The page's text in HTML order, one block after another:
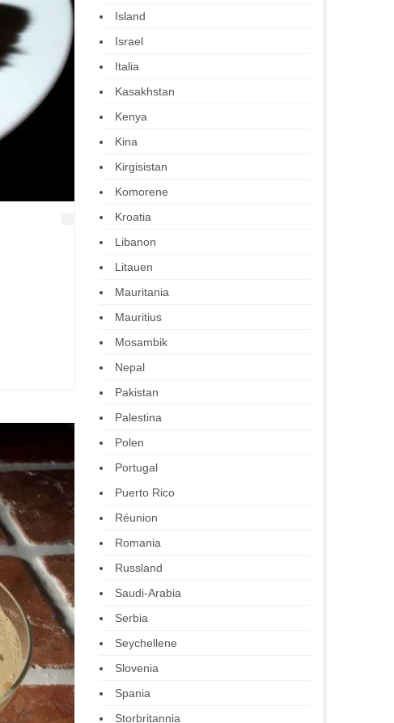
Island
Israel
Italia
Kasakhstan
Kenya
Kina
Kirgisistan
Komorene
Kroatia
Libanon
Litauen
Mauritania
Mauritius
Mosambik
Nepal
Pakistan
Palestina
Polen
Portugal
Puerto Rico
Réunion
Romania
Russland
Saudi-Arabia
Serbia
Seychellene
Slovenia
Spania
Storbritannia